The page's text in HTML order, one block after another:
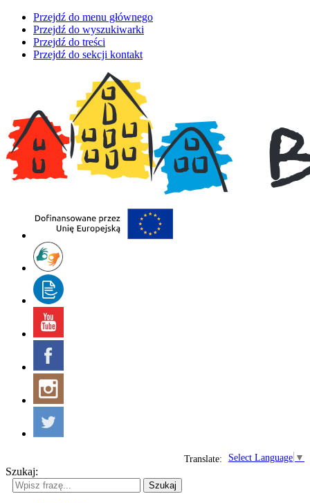
Przejdź do menu głównego
Przejdź do wyszukiwarki
Przejdź do treści
Przejdź do sekcji kontakt
Select Language ▼
Translate:
Szukaj:
Szukaj